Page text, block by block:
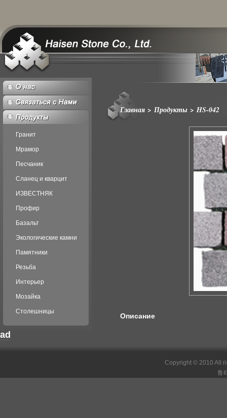
Гранит
Мрамор
Песчаник
Сланец и кварцит
ИЗВЕСТНЯК
Профир
Базальт
Экологические камни
Памятники
Резьба
Интерьер
Мозайка
Столешницы
ad
Главная > Продукты >HS-042
Описание
Copyright © 2010 All
鲁